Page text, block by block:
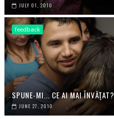
JULY 01, 2010
feedback
SPUNE-MI... CE AI MAI ÎNVĂŢAT?
JUNE 27, 2010